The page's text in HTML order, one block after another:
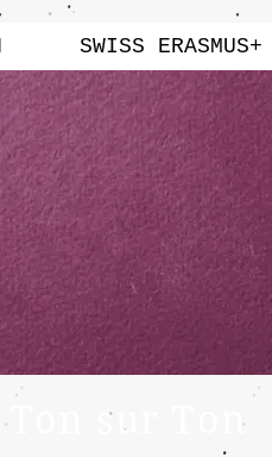
SWISS ERASMUS+
sur Ton